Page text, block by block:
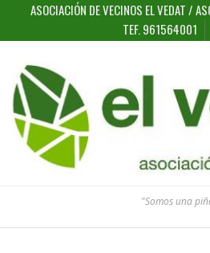
ASOCIACIÓN DE VECINOS EL VEDAT /
TEF. 961564001
"Somos una